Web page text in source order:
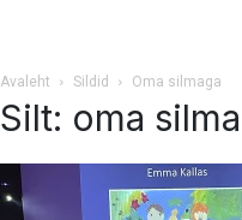
Avaleht Sildid Oma silmaga
Silt: oma